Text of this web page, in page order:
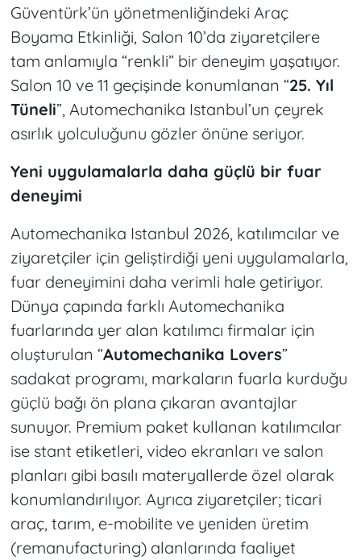
Güventürk’ün yönetmenliğindeki Araç
Boyama Etkinliği, Salon 10’da ziyaretçilere
tam anlamıyla “renkli” bir deneyim yaşatıyor.
Salon 10 ve 11 geçişinde konumlanan “25. Yıl
Tüneli”, Automechanika Istanbul’un çeyrek
asırlık yolculuğunu gözler önüne seriyor.
Yeni uygulamalarla daha güçlü bir fuar
deneyimi
Automechanika Istanbul 2026, katılımcılar ve
ziyaretçiler için geliştirdiği yeni uygulamalarla,
fuar deneyimini daha verimli hale getiriyor.
Dünya çapında farklı Automechanika
fuarlarında yer alan katılımcı firmalar için
oluşturulan “Automechanika Lovers”
sadakat programı, markaların fuarla kurduğu
güçlü bağı ön plana çıkaran avantajlar
sunuyor. Premium paket kullanan katılımcılar
ise stant etiketleri, video ekranları ve salon
planları gibi basılı materyallerde özel olarak
konumlandırılıyor. Ayrıca ziyaretçiler; ticari
araç, tarım, e-mobilite ve yeniden üretim
(remanufacturing) alanlarında faaliyet